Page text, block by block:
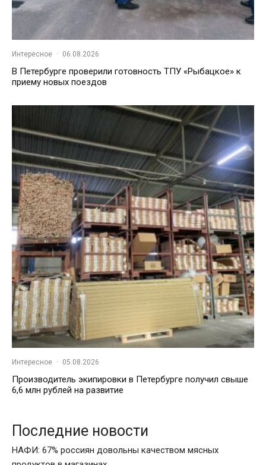
Интересное · 06.08.2026
В Петербурге проверили готовность ТПУ «Рыбацкое» к
приему новых поездов
Интересное · 05.08.2026
Производитель экипировки в Петербурге получил свыше
6,6 млн рублей на развитие
Последние новости
НАФИ: 67% россиян довольны качеством мясных